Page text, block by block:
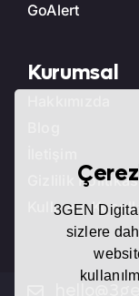
3GEN
sizlere
GoAlert
Kurumsal
Gizlilik
Kullanım